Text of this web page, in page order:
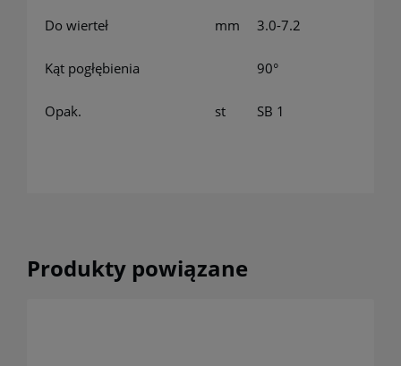
Do wierteł mm 3.0-7.2
Kąt pogłębienia 90°
Opak. st SB 1
Produkty powiązane